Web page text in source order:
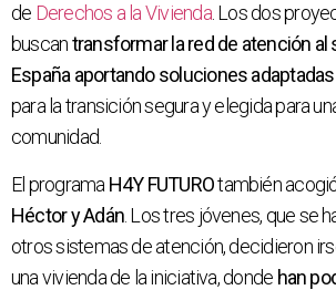
de Derechos a la Vivienda. Los dos
buscantransformar la red de atención
España aportando soluciones
para la transición segura y elegida para
comunidad.
El programa H4Y FUTUROtambién
Héctor y Adán . Los tres jóvenes, que se
otros sistemas de atención, decidieron
una vivienda de la iniciativa, donde han